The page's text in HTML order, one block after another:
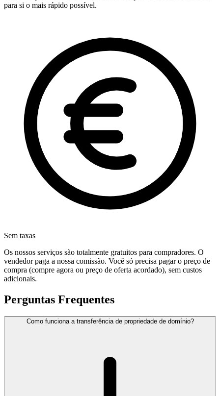
para si o mais rápido possível.
Sem taxas
Os nossos serviços são totalmente gratuitos para compradores. O
vendedor paga a nossa comissão. Você só precisa pagar o preço de
compra (compre agora ou preço de oferta acordado), sem custos
adicionais.
Perguntas Frequentes
Como funciona a transferência de propriedade de domínio?